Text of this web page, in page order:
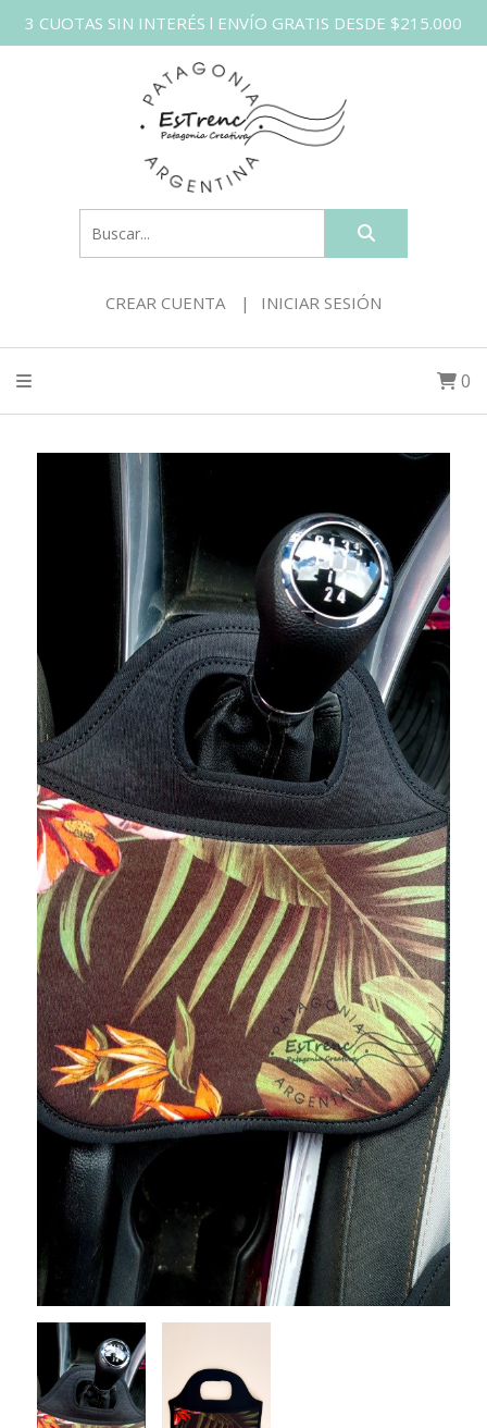
3 CUOTAS SIN INTERÉS l ENVÍO GRATIS DESDE $215.000
CREAR CUENTA INICIAR SESIÓN
0